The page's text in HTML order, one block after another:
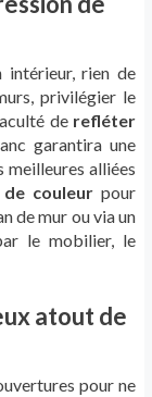
intérieur, rien de
privilégier le
de refléter
garantira une
meilleures alliées
de couleur pour
de mur ou via un
le mobilier, le
atout de
pour ne